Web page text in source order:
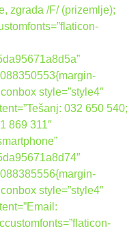
zgrada /F/ (prizemlje);
style=”style4″
032 650 540;
869 311″
style=”style4″